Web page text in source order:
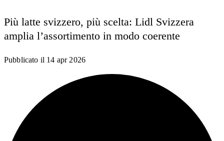
Più latte svizzero, più scelta: Lidl Svizzera
amplia l’assortimento in modo coerente
Pubblicato il 14 apr 2026